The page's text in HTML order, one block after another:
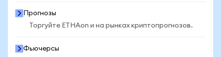
Прогнозы
Торгуйте ETHAon и на рынках криптопрогнозов.
Фьючерсы